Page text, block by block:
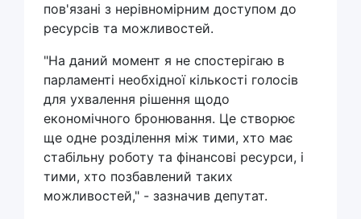
пов'язані з нерівномірним доступом до
ресурсів та можливостей.
"На даний момент я не спостерігаю в
парламенті необхідної кількості голосів
для ухвалення рішення щодо
економічного бронювання. Це створює
ще одне розділення між тими, хто має
стабільну роботу та фінансові ресурси, і
тими, хто позбавлений таких
можливостей," - зазначив депутат.